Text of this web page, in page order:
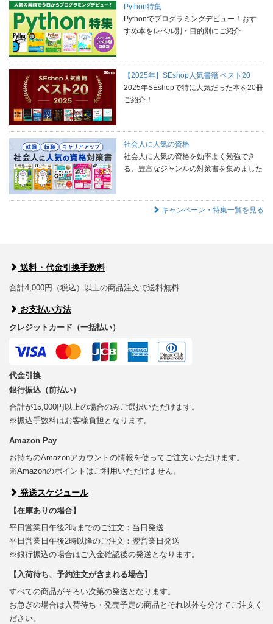
Python特集
Pythonでプログラミングデビュー！おす
すめ本をレベル別・目的別にご紹介
【2025年】SEshop人気書籍 ベスト20
2025年SEshopで特に人気だった本を20冊
ご紹介！
社会人に人気の資格
社会人に人気の資格を効率よく勉強でき
る、豊富なジャンルの対策書を集めました
キャンペーン・特集一覧を見る
送料・代金引換手数料
合計4,000円（税込）以上の商品注文で送料無料
お支払い方法
クレジットカード（一括払い）
代金引換
銀行振込（前払い）
合計が15,000円以上の場合のみご選択いただけます。
※振込手数料はお客様負担となります。
Amazon Pay
お持ちのAmazonアカウントの情報を使ってご注文いただけます。
※Amazonのポイントはご利用いただけません。
発送スケジュール
【在庫ありの場合】
平日営業日午後2時までのご注文：当日発送
平日営業日午後2時以降のご注文：翌営業日発送
※銀行振込の場合はご入金確認後の発送となります。
【入荷待ち、予約注文が含まれる場合】
すべての商品がそろい次第の発送となります。
お急ぎの場合は入荷待ち・発売予定の商品とそれ以外を分けてご注文く
ださい。